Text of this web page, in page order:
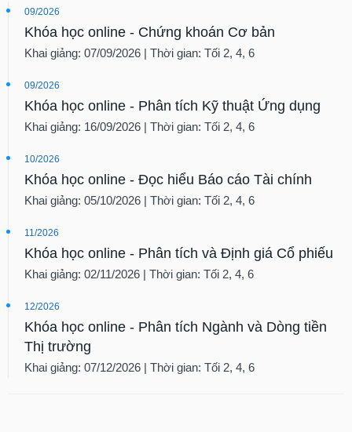
09/2026
Khóa học online - Chứng khoán Cơ bản
Khai giảng: 07/09/2026 | Thời gian: Tối 2, 4, 6
09/2026
Khóa học online - Phân tích Kỹ thuật Ứng dụng
Khai giảng: 16/09/2026 | Thời gian: Tối 2, 4, 6
10/2026
Khóa học online - Đọc hiểu Báo cáo Tài chính
Khai giảng: 05/10/2026 | Thời gian: Tối 2, 4, 6
11/2026
Khóa học online - Phân tích và Định giá Cổ phiếu
Khai giảng: 02/11/2026 | Thời gian: Tối 2, 4, 6
12/2026
Khóa học online - Phân tích Ngành và Dòng tiền
Thị trường
Khai giảng: 07/12/2026 | Thời gian: Tối 2, 4, 6